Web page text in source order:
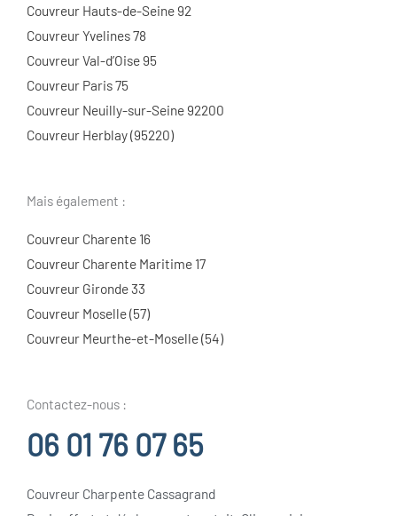
Couvreur Hauts-de-Seine 92
Couvreur Yvelines 78
Couvreur Val-d’Oise 95
Couvreur Paris 75
Couvreur Neuilly-sur-Seine 92200
Couvreur Herblay (95220)
Mais également :
Couvreur Charente 16
Couvreur Charente Maritime 17
Couvreur Gironde 33
Couvreur Moselle (57)
Couvreur Meurthe-et-Moselle (54)
Contactez-nous :
06 01 76 07 65
Couvreur Charpente Cassagrand